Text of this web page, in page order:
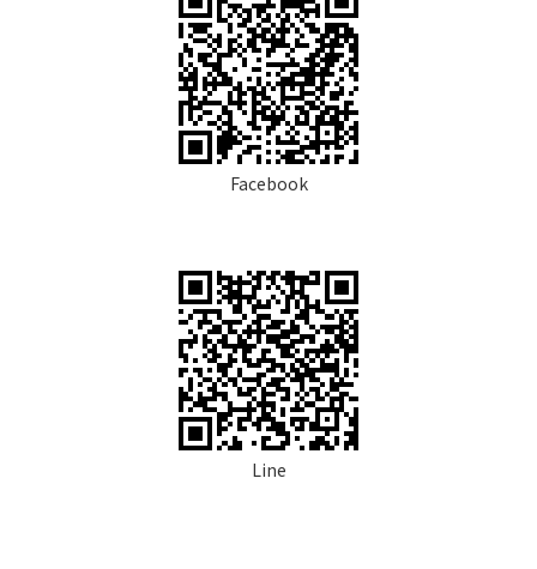
Facebook
Line